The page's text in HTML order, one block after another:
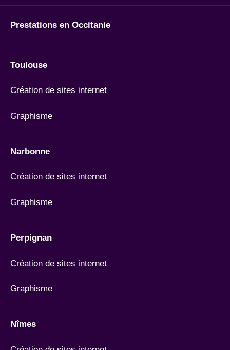
Prestations en Occitanie
Toulouse
Création de sites internet
Graphisme
Narbonne
Création de sites internet
Graphisme
Perpignan
Création de sites internet
Graphisme
Nîmes